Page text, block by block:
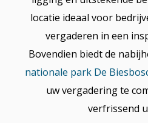
locatie ideaal voor
vergaderen in een
Bovendien biedt de
nationale park De
uw vergadering te
verfrissend